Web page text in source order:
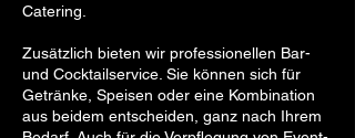
Catering.
Zusätzlich bieten wir professionellen Bar-
und Cocktailservice. Sie können sich für
Getränke, Speisen oder eine Kombination
aus beidem entscheiden, ganz nach Ihrem